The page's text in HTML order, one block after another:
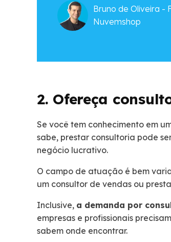
Bruno de Oliveira -
Nuvemshop
2. Ofereça
Se você tem conhecimento em
sabe, prestar consultoria pode
negócio lucrativo.
O campo de atuação é bem
um consultor de vendas ou
Inclusive, a demanda por
empresas e profissionais
sabem onde encontrar.